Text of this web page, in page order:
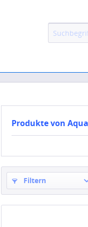
Produkte von
Filtern